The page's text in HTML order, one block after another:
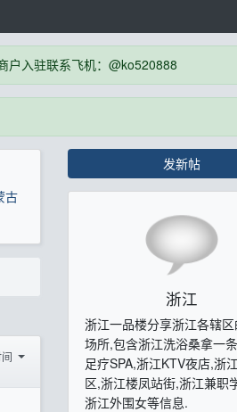
户入驻联系飞机：@ko520888
古
发新帖
浙江
浙江一品楼分享浙江各辖
场所,包含浙江洗浴桑拿一
足疗SPA,浙江KTV夜店,浙
区,浙江楼凤站街,浙江兼职
浙江外围女等信息.